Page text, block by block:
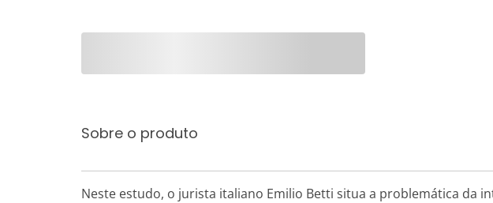
Sobre o produto
Neste estudo, o jurista italiano Emilio Betti situa a problemática da